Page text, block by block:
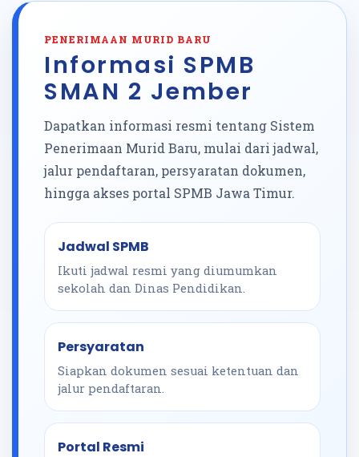
PENERIMAAN MURID BARU
Informasi SPMB
SMAN 2 Jember
Dapatkan informasi resmi tentang Sistem
Penerimaan Murid Baru, mulai dari jadwal,
jalur pendaftaran, persyaratan dokumen,
hingga akses portal SPMB Jawa Timur.
Jadwal SPMB
Ikuti jadwal resmi yang diumumkan
sekolah dan Dinas Pendidikan.
Persyaratan
Siapkan dokumen sesuai ketentuan dan
jalur pendaftaran.
Portal Resmi